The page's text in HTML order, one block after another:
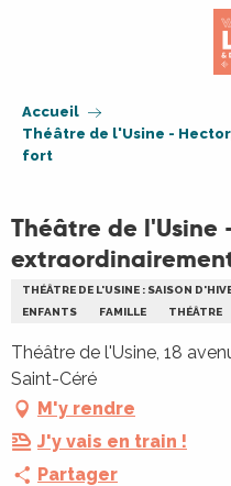
Accueil
Théâtre de l'Usine -
fort
Théâtre de l'Usine
THÉÂTRE DE L'USINE : SAISON
ENFANTS
FAMILLE THÉÂTRE
Théâtre de l'Usine, 18
Saint-Céré
M'y rendre
J'y vais en train !
Partager